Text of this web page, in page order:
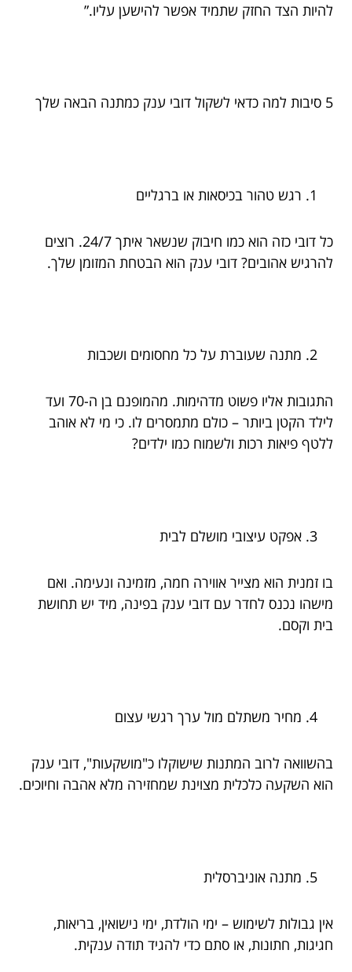
להיות הצד החזק שתמיד אפשר להישען עליו.”
5 סיבות למה כדאי לשקול דובי ענק כמתנה הבאה שלך
רגש טהור בכיסאות או ברגליים
כל דובי כזה הוא כמו חיבוק שנשאר איתך 24/7. רוצים
להרגיש אהובים? דובי ענק הוא הבטחת המזומן שלך.
מתנה שעוברת על כל מחסומים ושכבות
התגובות אליו פשוט מדהימות. מהמופנם בן ה-70 ועד
לילד הקטן ביותר – כולם מתמסרים לו. כי מי לא אוהב
ללטף פיאות רכות ולשמוח כמו ילדים?
אפקט עיצובי מושלם לבית
בו זמנית הוא מצייר אווירה חמה, מזמינה ונעימה. ואם
מישהו נכנס לחדר עם דובי ענק בפינה, מיד יש תחושת
בית וקסם.
מחיר משתלם מול ערך רגשי עצום
בהשוואה לרוב המתנות שישוקלו כ"מושקעות", דובי ענק
הוא השקעה כלכלית מצוינת שמחזירה מלא אהבה וחיוכים.
מתנה אוניברסלית
אין גבולות לשימוש – ימי הולדת, ימי נישואין, בריאות,
חגיגות, חתונות, או סתם כדי להגיד תודה ענקית.